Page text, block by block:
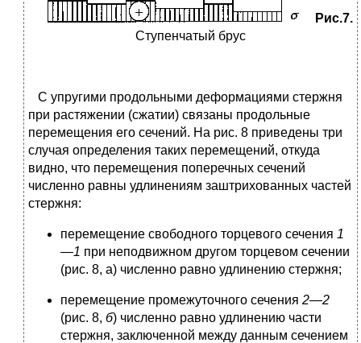
Рис.7.
Ступенчатый брус
С упругими продольными деформациями стержня
при растяжении (сжатии) связаны продольные
перемещения его сечений. На рис. 8 приведены три
случая определения таких перемещений, откуда
видно, что перемещения поперечных сечений
численно равны удлинениям заштрихованных частей
стержня:
перемещение свободного торцевого сечения 1
—1 при неподвижном другом торцевом сечении
(рис. 8, а) численно равно удлинению стержня;
перемещение промежуточного сечения 2—2
(рис. 8, б) численно равно удлинению части
стержня, заключенной между данным сечением